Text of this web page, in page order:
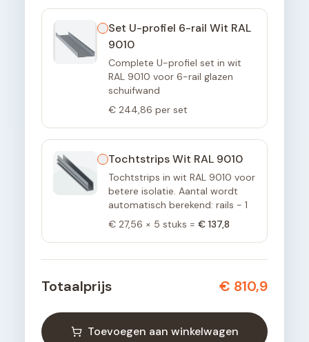
Set U-profiel 6-rail Wit RAL
9010
Complete U-profiel set in wit
RAL 9010 voor 6-rail glazen
schuifwand
€ 244,86 per set
Tochtstrips Wit RAL 9010
Tochtstrips in wit RAL 9010 voor
betere isolatie. Aantal wordt
automatisch berekend: rails - 1
€ 27,56 × 5 stuks = € 137,8
Totaalprijs € 810,9
Toevoegen aan winkelwagen